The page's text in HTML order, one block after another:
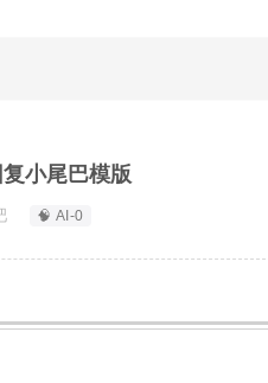
小尾巴模版
🧠 AI-0